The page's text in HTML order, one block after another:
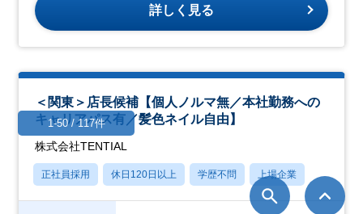
詳しく見る
＜関東＞店長候補【個人ノルマ無／本社勤務への
キャリアパス有／髪色ネイル自由】
株式会社TENTIAL
正社員採用 休日120日以上 学歴不問 上場企業
1-50 / 117件